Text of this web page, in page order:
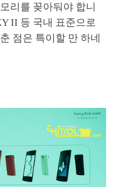
리를 꽂아둬야 합니
II 등 국내 표준으로
점은 특이할 만 하네